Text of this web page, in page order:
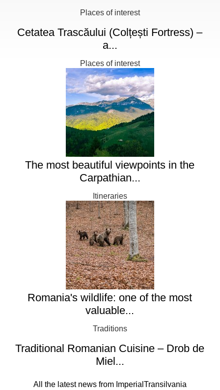
Places of interest
Cetatea Trascăului (Colțești Fortress) –
a...
Places of interest
The most beautiful viewpoints in the
Carpathian...
Itineraries
Romania's wildlife: one of the most
valuable...
Traditions
Traditional Romanian Cuisine – Drob de
Miel...
All the latest news from ImperialTransilvania